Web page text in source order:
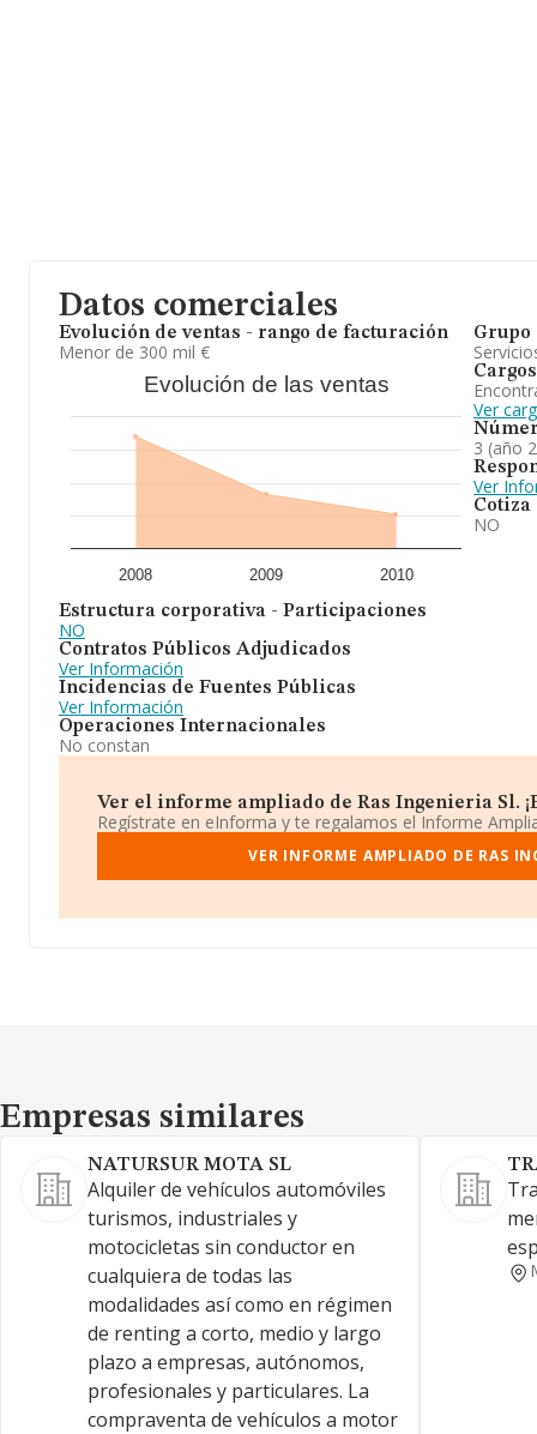
Datos comerciales
Evolución de ventas - rango de facturación
Menor de 300 mil €
Evolución de las ventas
2008 2009 2010
Estructura corporativa - Participaciones
NO
Contratos Públicos Adjudicados
Ver Información
Incidencias de Fuentes Públicas
Ver Información
Operaciones Internacionales
No constan
Grupo
Cargos
Ver
3 (año
Ver
Cotiza
NO
Ver el informe ampliado de Ras Ingenieria Sl.
Regístrate en eInforma y te regalamos el Informe
VER INFORME AMPLIADO DE RAS
Empresas similares
Empresas similares
NATURSUR MOTA SL
Alquiler de vehículos automóviles
turismos, industriales y
motocicletas sin conductor en
cualquiera de todas las
modalidades así como en régimen
de renting a corto, medio y largo
plazo a empresas, autónomos,
profesionales y particulares. La
compraventa de vehículos a motor